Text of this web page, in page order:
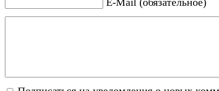
E-Mail (обязательное)